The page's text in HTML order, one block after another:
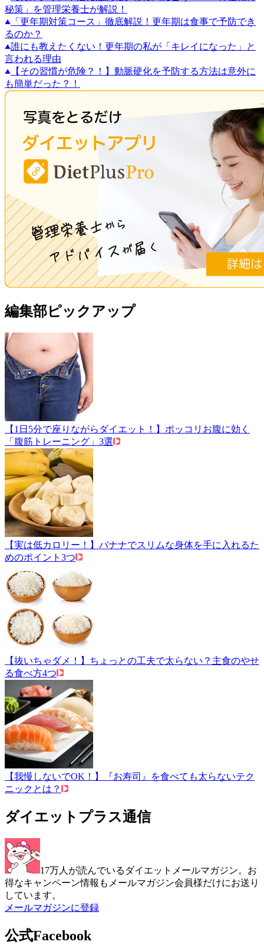
秘策」を管理栄養士が解説！
「更年期対策コース」徹底解説！更年期は食事で予防でき
るのか？
誰にも教えたくない！更年期の私が「キレイになった」と
言われる理由
【その習慣が危険？！】動脈硬化を予防する方法は意外に
も簡単だった？！
編集部ピックアップ
【1日5分で座りながらダイエット！】ポッコリお腹に効く
「腹筋トレーニング」3選
【実は低カロリー！】バナナでスリムな身体を手に入れるた
めのポイント3つ
【抜いちゃダメ！】ちょっとの工夫で太らない？主食のやせ
る食べ方4つ
【我慢しないでOK！】『お寿司』を食べても太らないテク
ニックとは？
ダイエットプラス通信
17万人が読んでいるダイエットメールマガジン。お
得なキャンペーン情報もメールマガジン会員様だけにお送り
しています。
メールマガジンに登録
公式Facebook